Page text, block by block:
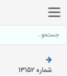
شماره 13152